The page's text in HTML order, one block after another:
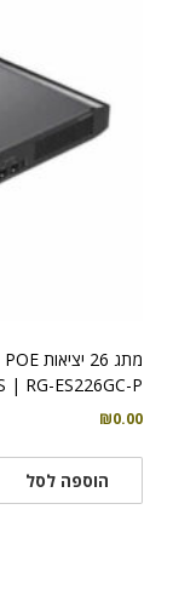
| RG-ES226GC-P
₪0.00
הוספה לסל